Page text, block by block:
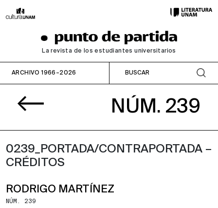
La revista de los estudiantes universitarios
ARCHIVO 1966–2026
NÚM. 239
0239_PORTADA/CONTRAPORTADA –
CRÉDITOS
RODRIGO MARTÍNEZ
NÚM. 239